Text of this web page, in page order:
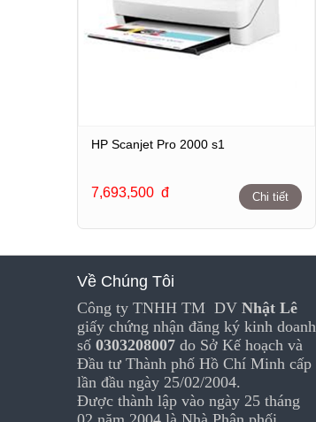
HP Scanjet Pro 2000 s1
7,693,500 đ Chi tiết
Về Chúng Tôi
Công ty TNHH TM DV Nhật Lê
giấy chứng nhận đăng ký kinh doanh
số 0303208007 do Sở Kế hoạch và
Đầu tư Thành phố Hồ Chí Minh cấp
lần đầu ngày 25/02/2004.
Được thành lập vào ngày 25 tháng